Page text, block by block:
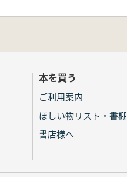
本を買う
ご利用案内
ほしい物リスト・書棚
書店様へ